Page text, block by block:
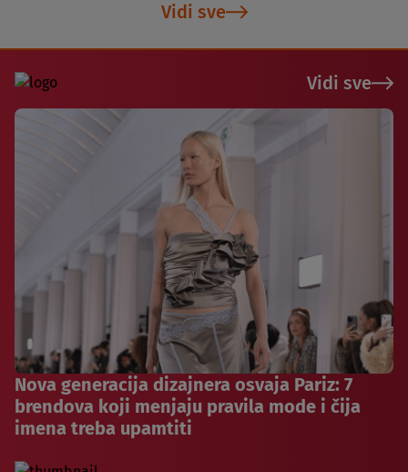
Vidi sve
Vidi sve
Nova generacija dizajnera osvaja Pariz: 7
brendova koji menjaju pravila mode i čija
imena treba upamtiti